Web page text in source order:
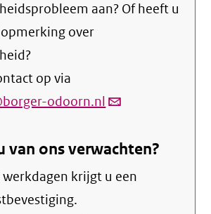
aan? Of heeft u
over
op via
odoorn.nl (link
email)
van ons verwachten?
werkdagen krijgt u een